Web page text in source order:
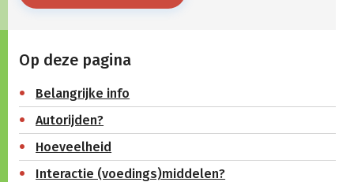
Op deze pagina
Belangrijke info
Autorijden?
Hoeveelheid
Interactie (voedings)middelen?